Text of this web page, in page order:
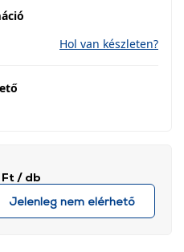
Hol van készleten?
Ft / db
Jelenleg nem elérhető